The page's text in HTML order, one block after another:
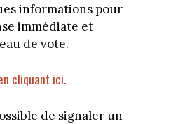
informations pour
immédiate et
de vote.
cliquant ici.
de signaler un